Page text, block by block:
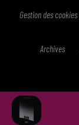
Gestion des cookies
Archives